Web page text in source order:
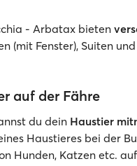
- Arbatax bieten
(mit Fenster), Suiten
auf der Fähre
du dein Haustier
Haustieres bei der
Hunden, Katzen etc.